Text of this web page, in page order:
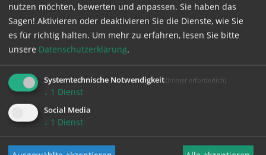
Bitte melden Sie sich mit Ihrem Benutzernamen
und Passwort an.
Benutzername
Passwort
nutzen möchten, bewerten und anpassen. Sie haben das
Sagen! Aktivieren oder deaktivieren Sie die Dienste, wie Sie
es für richtig halten. Um mehr zu erfahren, lesen Sie bitte
unsere Datenschutzerklärung.
Systemtechnische Notwendigkeit (immer erforderlich)
↓ 1 Dienst
Social Media
↓ 1 Dienst